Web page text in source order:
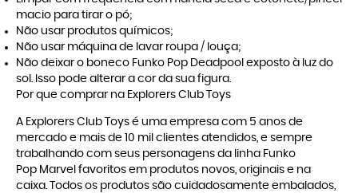
macio para tirar o pó;
Não usar produtos químicos;
Não usar máquina de lavar roupa / louça;
Não deixar o boneco Funko Pop Deadpool exposto à luz do
sol. Isso pode alterar a cor da sua figura.
Por que comprar na Explorers Club Toys
A Explorers Club Toys é uma empresa com 5 anos de
mercado e mais de 10 mil clientes atendidos, e sempre
trabalhando com seus personagens da linha Funko
Pop Marvel favoritos em produtos novos, originais e na
caixa. Todos os produtos são cuidadosamente embalados,